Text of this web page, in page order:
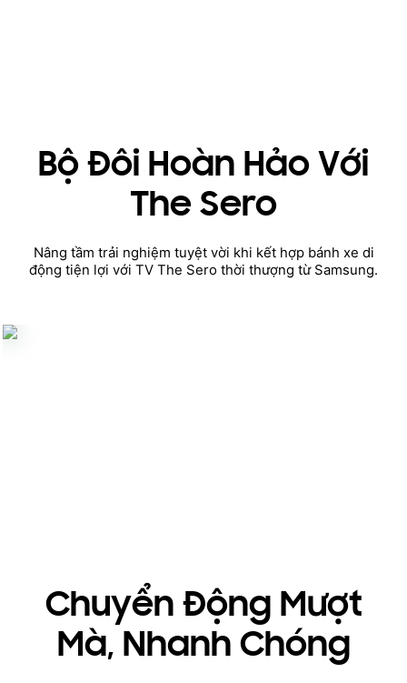
Bộ Đôi Hoàn Hảo Với
The Sero
Nâng tầm trải nghiệm tuyệt vời khi kết hợp bánh xe di
động tiện lợi với TV The Sero thời thượng từ Samsung.
Chuyển Động Mượt
Mà, Nhanh Chóng